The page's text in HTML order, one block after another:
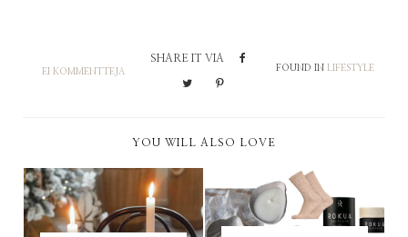
EI KOMMENTTEJA
SHARE IT VIA
FOUND IN LIFESTYLE
YOU WILL ALSO LOVE